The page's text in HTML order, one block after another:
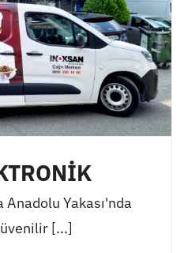
Anadolu Yakası'nda
[...]